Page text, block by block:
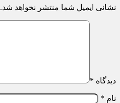
نشانی ایمیل شما منتشر نخواهد شد.
دیدگاه *
نام *